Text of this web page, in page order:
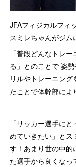
JFAフィジカルフィ
スミレちゃんがジム
「普段どんなトレ
る」とのことで 姿
リルやトレーニン
たことで体幹部によ
「サッカー選手に
めていきたい」と
す！あまり世の中的
た選手から良くなっ